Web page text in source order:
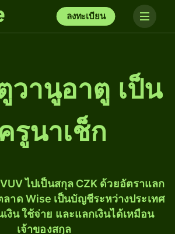
ลงทะเบียน
วานูอาตู เป็น
รูนาเช็ก
ไปเป็นสกุล CZK ด้วยอัตราแลก
ลาด Wise เป็นบัญชีระหว่างประเทศ
งิน ใช้จ่าย และแลกเงินได้เหมือน
เจ้าของสกุล